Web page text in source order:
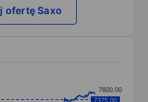
ofertę Saxo
7600,00
7375,00